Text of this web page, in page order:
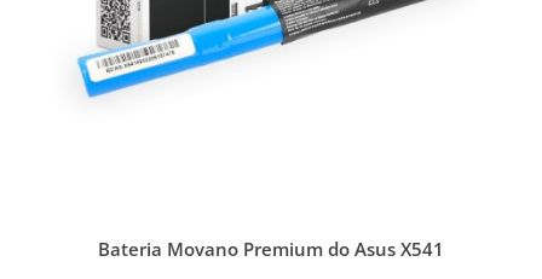
Bateria Movano Premium do Asus X541